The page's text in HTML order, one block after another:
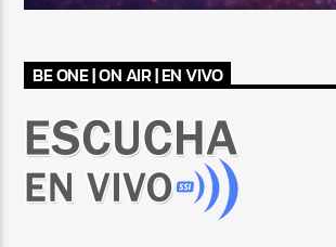
BE ONE | ON AIR | EN VIVO